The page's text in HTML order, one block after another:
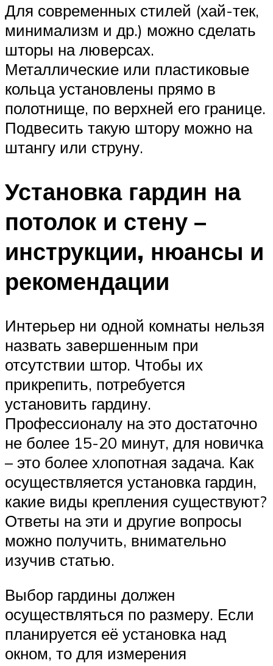
Для современных стилей (хай-тек,
минимализм и др.) можно сделать
шторы на люверсах.
Металлические или пластиковые
кольца установлены прямо в
полотнище, по верхней его границе.
Подвесить такую штору можно на
штангу или струну.
Установка гардин на
потолок и стену –
инструкции, нюансы и
рекомендации
Интерьер ни одной комнаты нельзя
назвать завершенным при
отсутствии штор. Чтобы их
прикрепить, потребуется
установить гардину.
Профессионалу на это достаточно
не более 15-20 минут, для новичка
– это более хлопотная задача. Как
осуществляется установка гардин,
какие виды крепления существуют?
Ответы на эти и другие вопросы
можно получить, внимательно
изучив статью.
Выбор гардины должен
осуществляться по размеру. Если
планируется её установка над
окном, то для измерения